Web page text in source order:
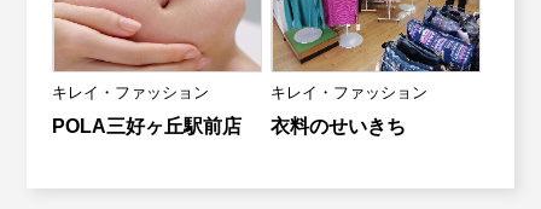
キレイ・ファッション
POLA三好ヶ丘駅前店
キレイ・ファッション
衣料のせいきち